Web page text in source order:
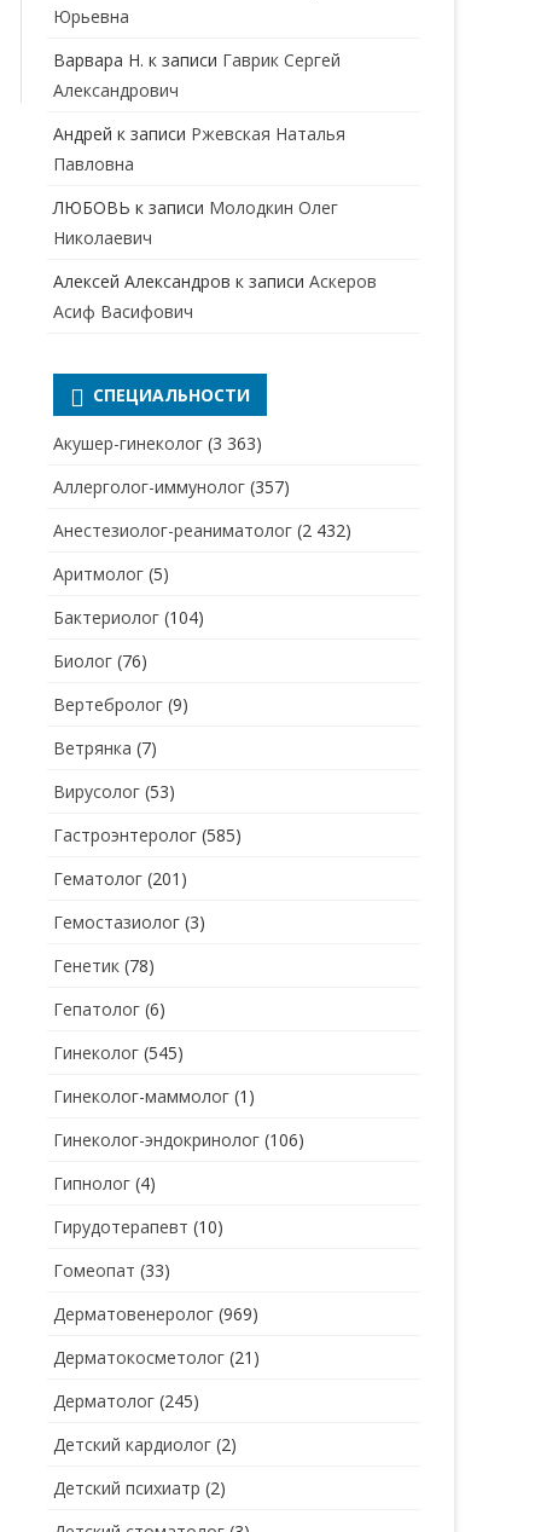
НЕВРОПАТОЛОГ
НЕФРОЛОГ
ОТОЛАРИНГОЛОГ
ОФТАЛЬМОЛОГ
ПРОКТОЛОГ
РЕВМАТОЛОГ
РЕНТГЕНОЛОГ
СТОМАТОЛОГ
СТОМАТОЛОГ-ОРТОДОНТ
ЭНДОКРИНОЛОГ
Юрьевна
Варвара Н. к записи Гаврик Сергей
Александрович
Андрей к записи Ржевская Наталья
Павловна
ЛЮБОВЬ к записи Молодкин Олег
Николаевич
Алексей Александров к записиАскеров
Асиф Васифович
СПЕЦИАЛЬНОСТИ
Акушер-гинеколог (3 363)
Аллерголог-иммунолог (357)
Анестезиолог-реаниматолог (2 432)
Аритмолог (5)
Бактериолог (104)
Биолог (76)
Вертебролог (9)
Ветрянка (7)
Вирусолог (53)
Гастроэнтеролог (585)
Гематолог (201)
Гемостазиолог (3)
Генетик (78)
Гепатолог (6)
Гинеколог (545)
Гинеколог-маммолог (1)
Гинеколог-эндокринолог (106)
Гипнолог (4)
Гирудотерапевт (10)
Гомеопат (33)
Дерматовенеролог (969)
Дерматокосметолог (21)
Дерматолог (245)
Детский кардиолог (2)
Детский психиатр (2)